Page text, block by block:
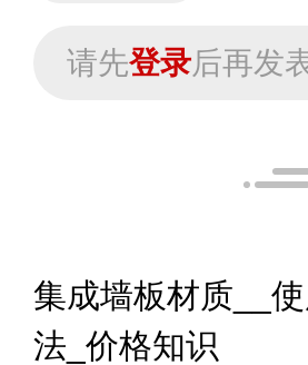
请先登录后再发
集成墙板材质__
法_价格知识